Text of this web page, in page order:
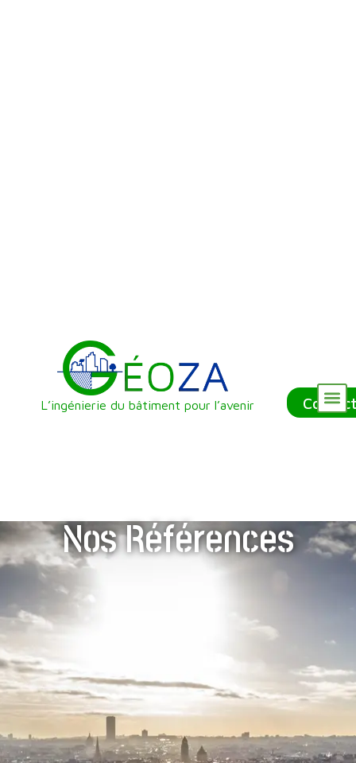
L’ingénierie du bâtiment pour l’avenir Contact
Nos Références